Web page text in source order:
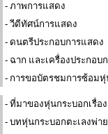
- ภาพการแสดง
- วีดีทัศน์การแสดง
- ดนตรีประกอบการแสดง
- ฉาก และเครื่องประกอบ
- การขอบัตรชมการซ้อมหุ่
- ที่มาของหุ่นกระบอกเรื่อ
- บทหุ่นกระบอกตะเลงพ่าย